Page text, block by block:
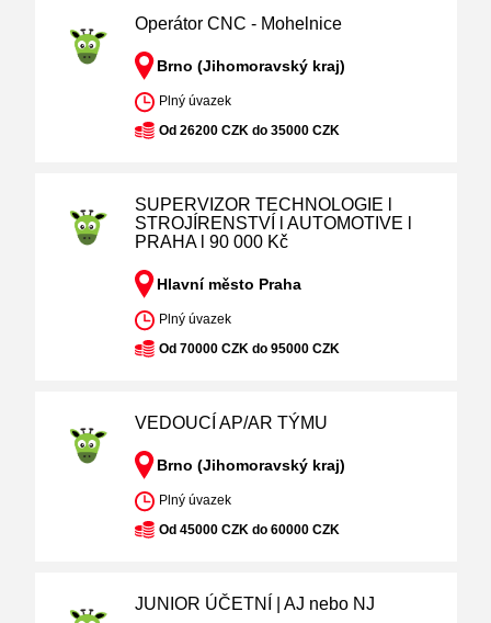
Operátor CNC - Mohelnice
Brno (Jihomoravský kraj)
Plný úvazek
Od 26200 CZK do 35000 CZK
SUPERVIZOR TECHNOLOGIE l
STROJÍRENSTVÍ l AUTOMOTIVE l
PRAHA l 90 000 Kč
Hlavní město Praha
Plný úvazek
Od 70000 CZK do 95000 CZK
VEDOUCÍ AP/AR TÝMU
Brno (Jihomoravský kraj)
Plný úvazek
Od 45000 CZK do 60000 CZK
JUNIOR ÚČETNÍ | AJ nebo NJ